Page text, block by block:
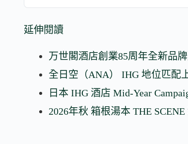
延伸閱讀
万世閣酒店創業85周年全新品
全日空（ANA） IHG 地位匹配
日本 IHG 酒店 Mid-Year
2026年秋 箱根湯本 THE